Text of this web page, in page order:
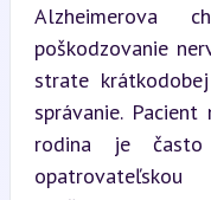
Alzheimerova
poškodzovanie
strate
správanie.
rodina je často